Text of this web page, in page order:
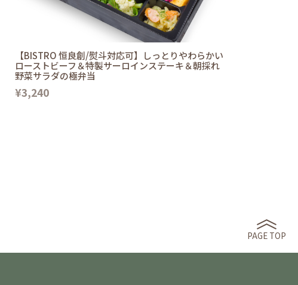
【BISTRO 恒良創/熨斗対応可】しっとりやわらかい
ローストビーフ＆特製サーロインステーキ＆朝採れ
野菜サラダの極弁当
¥3,240
PAGE TOP